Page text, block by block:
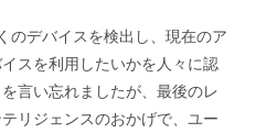
のデバイスを検出し、現在のア
スを利用したいかを人々に認
言い忘れましたが、最後のレ
リジェンスのおかげで、ユー